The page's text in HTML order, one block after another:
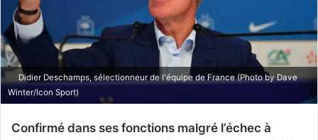
Didier Deschamps, sélectionneur de l'équipe de France (Photo by Dave
Winter/Icon Sport)
Confirmé dans ses fonctions malgré l’échec à